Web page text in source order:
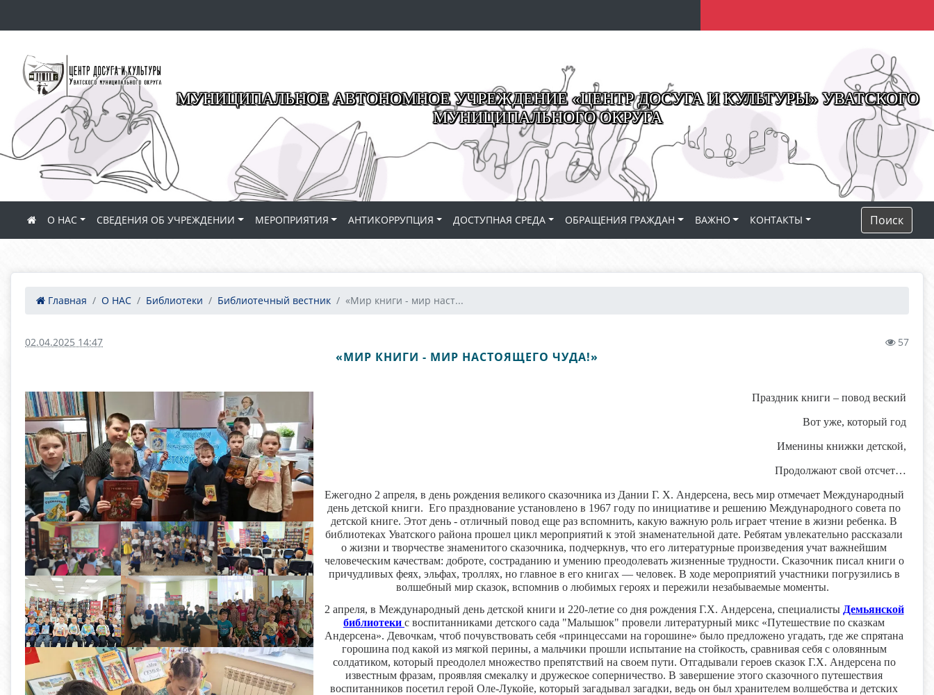
МУНИЦИПАЛЬНОЕ АВТОНОМНОЕ УЧРЕЖДЕНИЕ «ЦЕНТР ДОСУГА И КУЛЬТУРЫ» УВАТСКОГО
МУНИЦИПАЛЬНОГО ОКРУГА
О НАС СВЕДЕНИЯ ОБ УЧРЕЖДЕНИИ МЕРОПРИЯТИЯ АНТИКОРРУПЦИЯ ДОСТУПНАЯ СРЕДА ОБРАЩЕНИЯ ГРАЖДАН ВАЖНО КОНТАКТЫ Поиск
Главная О НАС Библиотеки Библиотечный вестник «Мир книги - мир наст...
02.04.2025 14:47 57
«МИР КНИГИ - МИР НАСТОЯЩЕГО ЧУДА!»
Праздник книги – повод веский
Вот уже, который год
Именины книжки детской,
Продолжают свой отсчет…
Ежегодно 2 апреля, в день рождения великого сказочника из Дании Г. Х. Андерсена, весь мир отмечает Международный
день детской книги. Его празднование установлено в 1967 году по инициативе и решению Международного совета по
детской книге. Этот день - отличный повод еще раз вспомнить, какую важную роль играет чтение в жизни ребенка. В
библиотеках Уватского района прошел цикл мероприятий к этой знаменательной дате. Ребятам увлекательно рассказали
о жизни и творчестве знаменитого сказочника, подчеркнув, что его литературные произведения учат важнейшим
человеческим качествам: доброте, состраданию и умению преодолевать жизненные трудности. Сказочник писал книги о
причудливых феях, эльфах, троллях, но главное в его книгах — человек. В ходе мероприятий участники погрузились в
волшебный мир сказок, вспомнив о любимых героях и пережили незабываемые моменты.
2 апреля, в Международный день детской книги и 220-летие со дня рождения Г.Х. Андерсена, специалисты Демьянской
библиотеки с воспитанниками детского сада "Малышок" провели литературный микс «Путешествие по сказкам
Андерсена». Девочкам, чтоб почувствовать себя «принцессами на горошине» было предложено угадать, где же спрятана
горошина под какой из мягкой перины, а мальчики прошли испытание на стойкость, сравнивая себя с оловянным
солдатиком, который преодолел множество препятствий на своем пути. Отгадывали героев сказок Г.Х. Андерсена по
известным фразам, проявляя смекалку и дружеское соперничество. В завершение этого сказочного путешествия
воспитанников посетил герой Оле-Лукойе, который загадывал загадки, ведь он был хранителем волшебства и детских